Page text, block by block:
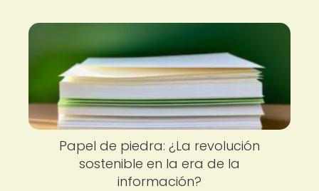
Papel de piedra: ¿La revolución
sostenible en la era de la
información?